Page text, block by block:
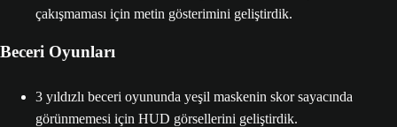
çakışmaması için metin gösterimini geliştirdik.
Beceri Oyunları
3 yıldızlı beceri oyununda yeşil maskenin skor sayacında
görünmemesi için HUD görsellerini geliştirdik.